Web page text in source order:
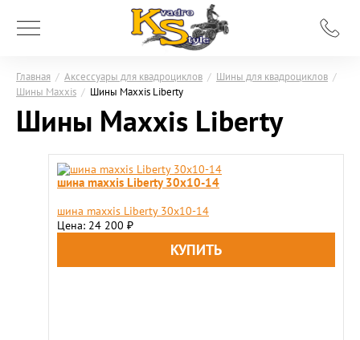
Главная / Аксессуары для квадроциклов / Шины для квадроциклов /
Шины Maxxis / Шины Maxxis Liberty
Шины Maxxis Liberty
шина maxxis Liberty 30x10-14
шина maxxis Liberty 30x10-14
Цена: 24 200 ₽